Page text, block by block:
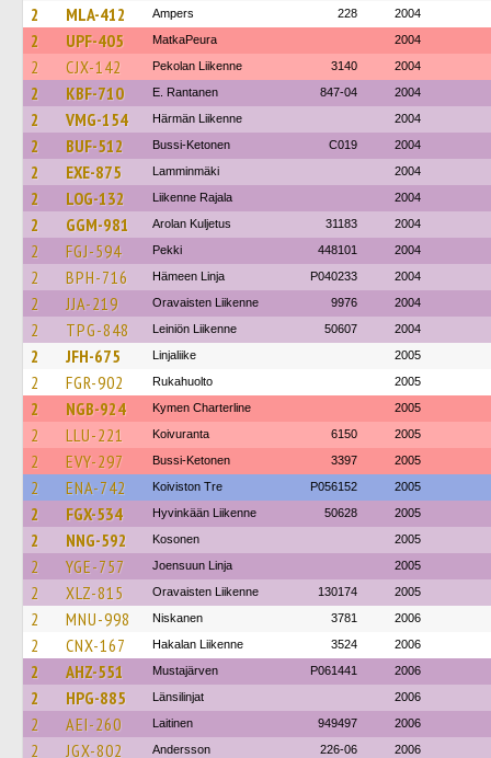
2 MLA-412 Ampers 228 2004
2 UPF-405 MatkaPeura 2004
2 CJX-142 Pekolan Liikenne 3140 2004
2 KBF-710 E. Rantanen 847-04 2004
2 VMG-154 Härmän Liikenne 2004
2 BUF-512 Bussi-Ketonen C019 2004
2 EXE-875 Lamminmäki 2004
2 LOG-132 Liikenne Rajala 2004
2 GGM-981 Arolan Kuljetus 31183 2004
2 FGJ-594 Pekki 448101 2004
2 BPH-716 Hämeen Linja P040233 2004
2 JJA-219 Oravaisten Liikenne 9976 2004
2 TPG-848 Leiniön Liikenne 50607 2004
2 JFH-675 Linjaliike 2005
2 FGR-902 Rukahuolto 2005
2 NGB-924 Kymen Charterline 2005
2 LLU-221 Koivuranta 6150 2005
2 EVY-297 Bussi-Ketonen 3397 2005
2 ENA-742 Koiviston Tre P056152 2005
2 FGX-534 Hyvinkään Liikenne 50628 2005
2 NNG-592 Kosonen 2005
2 YGE-757 Joensuun Linja 2005
2 XLZ-815 Oravaisten Liikenne 130174 2005
2 MNU-998 Niskanen 3781 2006
2 CNX-167 Hakalan Liikenne 3524 2006
2 AHZ-551 Mustajärven P061441 2006
2 HPG-885 Länsilinjat 2006
2 AEI-260 Laitinen 949497 2006
2 JGX-802 Andersson 226-06 2006